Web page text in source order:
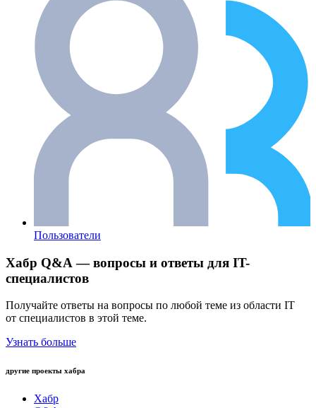
Пользователи
Хабр Q&A — вопросы и ответы для IT-
специалистов
Получайте ответы на вопросы по любой теме из области IT
от специалистов в этой теме.
Узнать больше
другие проекты хабра
Хабр